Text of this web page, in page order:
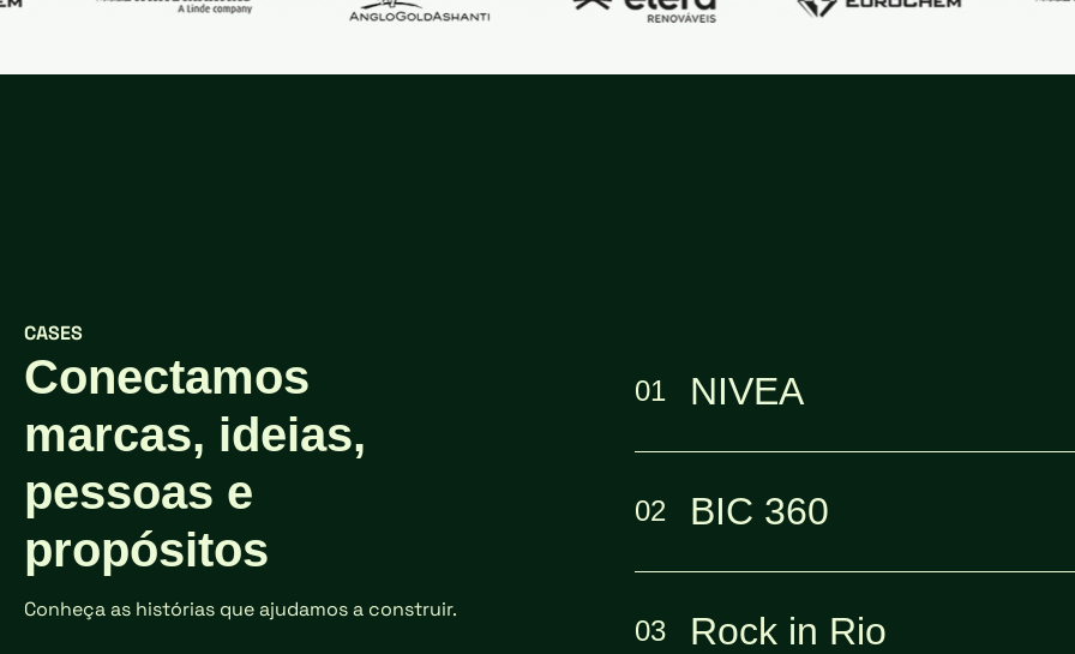
CASES
Conectamos
marcas, ideias,
pessoas e
propósitos
Conheça as histórias que ajudamos a construir.
NIVEA
BIC 360
Rock in Rio